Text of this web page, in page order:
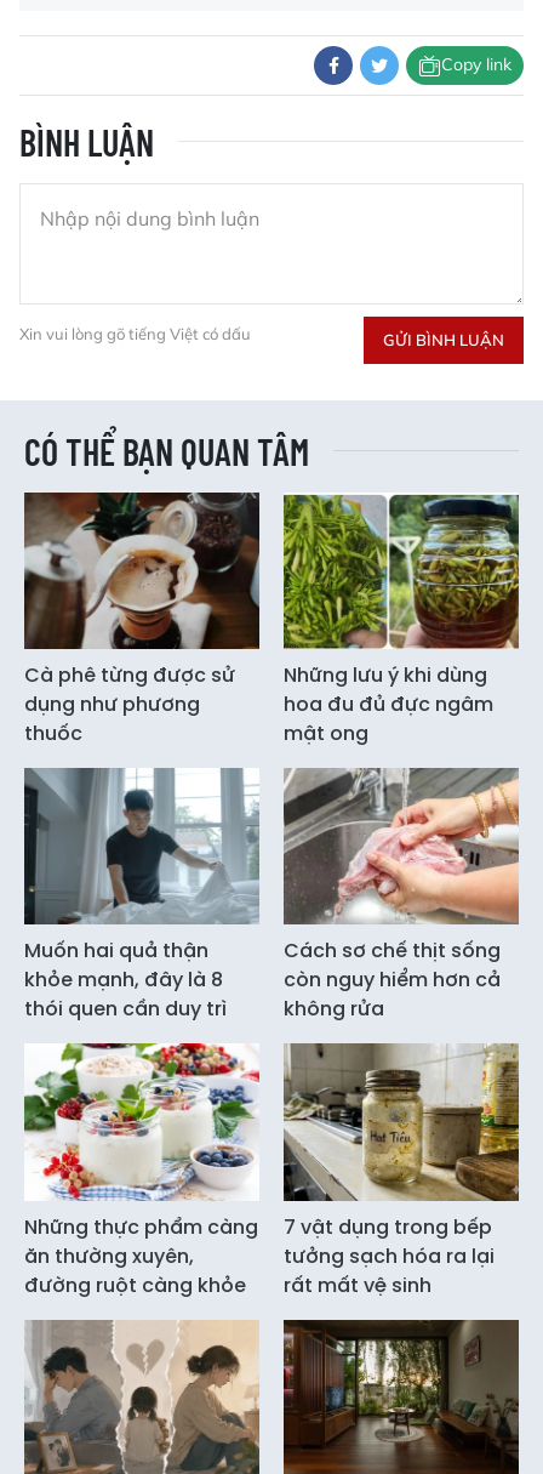
Copy link
BÌNH LUẬN
Xin vui lòng gõ tiếng Việt có dấu GỬI BÌNH LUẬN
CÓ THỂ BẠN QUAN TÂM
Cà phê từng được sử
dụng như phương
thuốc
Những lưu ý khi dùng
hoa đu đủ đực ngâm
mật ong
Muốn hai quả thận
khỏe mạnh, đây là 8
thói quen cần duy trì
Cách sơ chế thịt sống
còn nguy hiểm hơn cả
không rửa
Những thực phẩm càng
ăn thường xuyên,
đường ruột càng khỏe
7 vật dụng trong bếp
tưởng sạch hóa ra lại
rất mất vệ sinh